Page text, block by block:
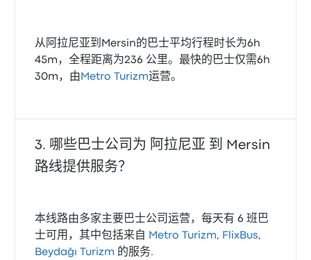
从阿拉尼亚到Mersin的巴士平均行程时长为6h
45m，全程距离为236 公里。最快的巴士仅需6h
30m，由 Metro Turizm运营。
哪些巴士公司为 阿拉尼亚 到 Mersin
路线提供服务？
本线路由多家主要巴士公司运营，每天有 6 班巴
士可用，其中包括来自
Metro Turizm, FlixBus,
Beydağı Turizm 的服务.